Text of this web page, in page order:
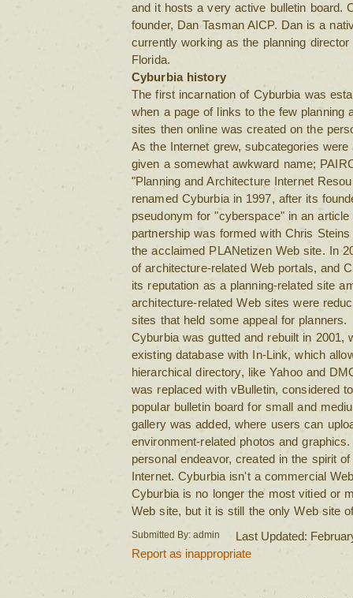
and it hosts a very active bulletin board.
founder, Dan Tasman AICP. Dan is a
currently working as the planning
Florida.
Cyburbia history
The first incarnation of Cyburbia was
when a page of links to the few planning
sites then online was created on the
As the Internet grew, subcategories
given a somewhat awkward name;
"Planning and Architecture Internet
renamed Cyburbia in 1997, after its
pseudonym for "cyberspace" in an
partnership was formed with Chris
the acclaimed PLANetizen Web site. In
of architecture-related Web portals, and
its reputation as a planning-related site
architecture-related Web sites were
sites that held some appeal for planners.
Cyburbia was gutted and rebuilt in 2001,
existing database with In-Link, which
hierarchical directory, like Yahoo and
was replaced with vBulletin, considered
popular bulletin board for small and
gallery was added, where users can
environment-related photos and
personal endeavor, created in the spirit
Internet. Cyburbia isn't a commercial
Cyburbia is no longer the most vitied or
Web site, but it is still the only Web site
Submitted By: admin
Last Updated:
Report as inappropriate